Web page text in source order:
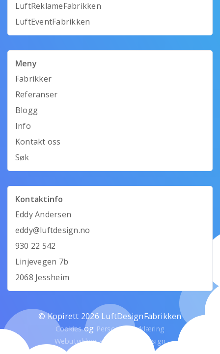
LuftReklameFabrikken
LuftEventFabrikken
Meny
Fabrikker
Referanser
Blogg
Info
Kontakt oss
Søk
Kontaktinfo
Eddy Andersen
eddy@luftdesign.no
930 22 542
Linjevegen 7b
2068 Jessheim
© Kopirett 2026 LuftDesignFabrikken
Cookiesog Personvernerklæring
Webutvikling av Mandarin Design